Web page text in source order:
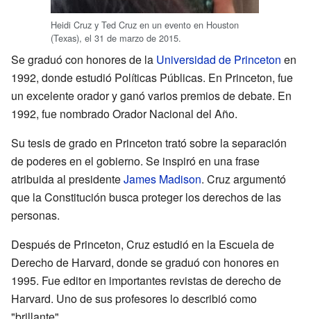
Heidi Cruz y Ted Cruz en un evento en Houston
(Texas), el 31 de marzo de 2015.
Se graduó con honores de la Universidad de Princeton en
1992, donde estudió Políticas Públicas. En Princeton, fue
un excelente orador y ganó varios premios de debate. En
1992, fue nombrado Orador Nacional del Año.
Su tesis de grado en Princeton trató sobre la separación
de poderes en el gobierno. Se inspiró en una frase
atribuida al presidenteJames Madison. Cruz argumentó
que la Constitución busca proteger los derechos de las
personas.
Después de Princeton, Cruz estudió en la Escuela de
Derecho de Harvard, donde se graduó con honores en
1995. Fue editor en importantes revistas de derecho de
Harvard. Uno de sus profesores lo describió como